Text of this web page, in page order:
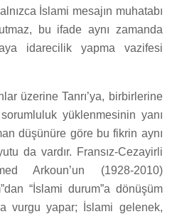
İslami mesajın muhatabı
bu ifade aynı zamanda
idarecilik yapma vazifesi
üzerine Tanrı’ya, birbirlerine
yüklenmesinin yanı
düşünüre göre bu fikrin aynı
da vardır. Fransız-Cezayirli
Arkoun’un (1928-2010)
“İslami durum”a dönüşüm
vurgu yapar; İslami gelenek,